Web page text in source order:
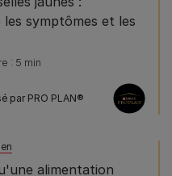
symptômes et les
: 5 min
par PRO PLAN®
alimentation